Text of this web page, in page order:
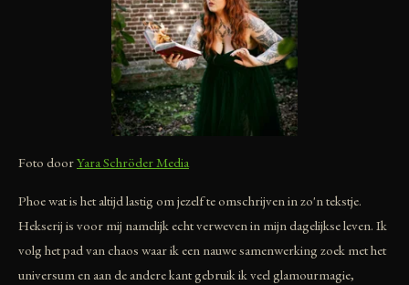
Foto doorYara Schröder Media
Phoe wat is het altijd lastig om jezelf te omschrijven in zo'n tekstje.
Hekserij is voor mij namelijk echt verweven in mijn dagelijkse leven. Ik
volg het pad van chaos waar ik een nauwe samenwerking zoek met het
universum en aan de andere kant gebruik ik veel glamourmagie,